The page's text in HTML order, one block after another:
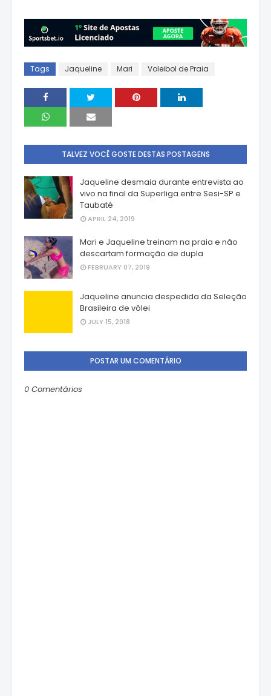
Tags Jaqueline Mari Voleibol de Praia
TALVEZ VOCÊ GOSTE DESTAS POSTAGENS
Jaqueline desmaia durante entrevista ao
vivo na final da Superliga entre Sesi-SP e
Taubaté
APRIL 24, 2019
Mari e Jaqueline treinam na praia e não
descartam formação de dupla
FEBRUARY 07, 2019
Jaqueline anuncia despedida da Seleção
Brasileira de vôlei
JULY 15, 2018
POSTAR UM COMENTÁRIO
0 Comentários